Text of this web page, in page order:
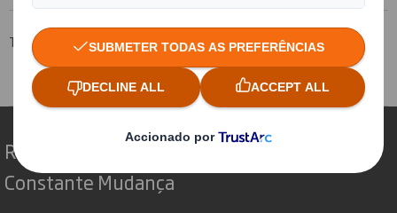
Tecnicarton Know-how
Inovações
Embalagem para rolhas de cortiça
Redefinindo o Packaging para um Mundo em
Constante Mudança